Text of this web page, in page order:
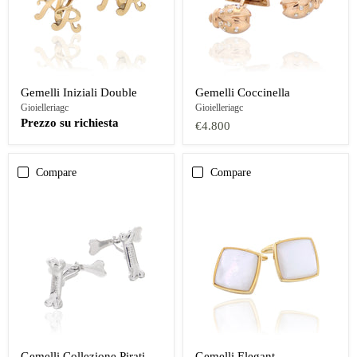
Gemelli Iniziali Double
Gioielleriagc
Prezzo su richiesta
Gemelli Coccinella
Gioielleriagc
€4.800
Compare Compare